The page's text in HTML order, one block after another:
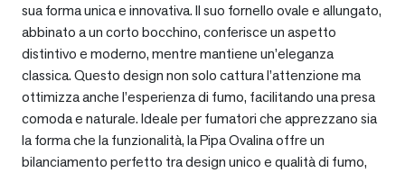
sua forma unica e innovativa. Il suo fornello ovale e allungato,
abbinato a un corto bocchino, conferisce un aspetto
distintivo e moderno, mentre mantiene un’eleganza
classica. Questo design non solo cattura l’attenzione ma
ottimizza anche l’esperienza di fumo, facilitando una presa
comoda e naturale. Ideale per fumatori che apprezzano sia
la forma che la funzionalità, la Pipa Ovalina offre un
bilanciamento perfetto tra design unico e qualità di fumo,